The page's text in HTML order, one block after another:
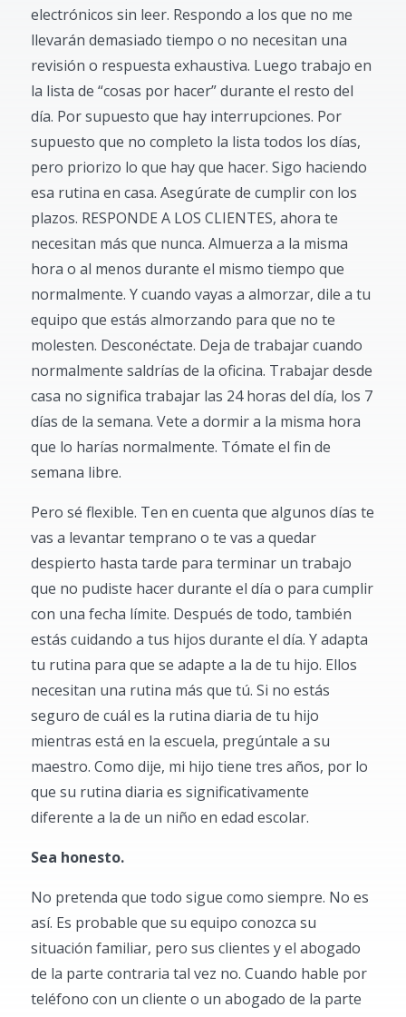
electrónicos sin leer. Respondo a los que no me
llevarán demasiado tiempo o no necesitan una
revisión o respuesta exhaustiva. Luego trabajo en
la lista de “cosas por hacer” durante el resto del
día. Por supuesto que hay interrupciones. Por
supuesto que no completo la lista todos los días,
pero priorizo ​​lo que hay que hacer. Sigo haciendo
esa rutina en casa. Asegúrate de cumplir con los
plazos. RESPONDE A LOS CLIENTES, ahora te
necesitan más que nunca. Almuerza a la misma
hora o al menos durante el mismo tiempo que
normalmente. Y cuando vayas a almorzar, dile a tu
equipo que estás almorzando para que no te
molesten. Desconéctate. Deja de trabajar cuando
normalmente saldrías de la oficina. Trabajar desde
casa no significa trabajar las 24 horas del día, los 7
días de la semana. Vete a dormir a la misma hora
que lo harías normalmente. Tómate el fin de
semana libre.
Pero sé flexible. Ten en cuenta que algunos días te
vas a levantar temprano o te vas a quedar
despierto hasta tarde para terminar un trabajo
que no pudiste hacer durante el día o para cumplir
con una fecha límite. Después de todo, también
estás cuidando a tus hijos durante el día. Y adapta
tu rutina para que se adapte a la de tu hijo. Ellos
necesitan una rutina más que tú. Si no estás
seguro de cuál es la rutina diaria de tu hijo
mientras está en la escuela, pregúntale a su
maestro. Como dije, mi hijo tiene tres años, por lo
que su rutina diaria es significativamente
diferente a la de un niño en edad escolar.
Sea honesto.
No pretenda que todo sigue como siempre. No es
así. Es probable que su equipo conozca su
situación familiar, pero sus clientes y el abogado
de la parte contraria tal vez no. Cuando hable por
teléfono con un cliente o un abogado de la parte